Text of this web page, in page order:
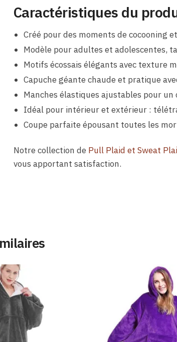
Caractéristiques du
Créé pour des moments de cocooning
Modèle pour adultes et adolescentes,
Motifs écossais élégants avec texture
Capuche géante chaude et pratique
Manches élastiques ajustables pour
Idéal pour intérieur et extérieur :
Coupe parfaite épousant toutes les
Notre collection de Pull Plaid et Sweat
vous apportant satisfaction.